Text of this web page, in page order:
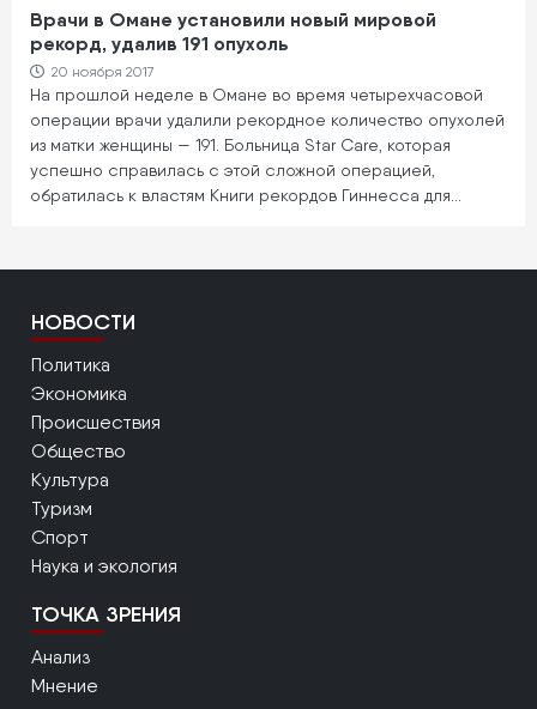
Врачи в Омане установили новый мировой
рекорд, удалив 191 опухоль
20 ноября 2017
На прошлой неделе в Омане во время четырехчасовой
операции врачи удалили рекордное количество опухолей
из матки женщины — 191. Больница Star Care, которая
успешно справилась с этой сложной операцией,
обратилась к властям Книги рекордов Гиннесса для…
НОВОСТИ
Политика
Экономика
Происшествия
Общество
Культура
Туризм
Спорт
Наука и экология
ТОЧКА ЗРЕНИЯ
Анализ
Мнение